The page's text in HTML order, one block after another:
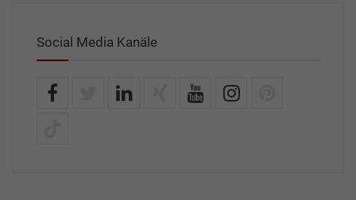
Social Media Kanäle